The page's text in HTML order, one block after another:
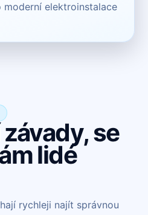
elektroinstalace
se
lidé
rychleji najít správnou